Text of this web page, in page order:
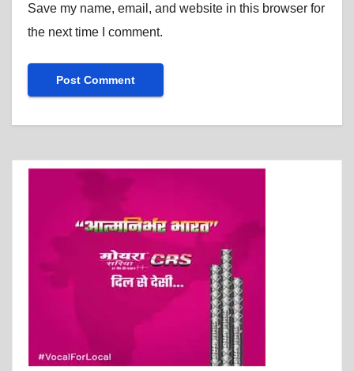
Save my name, email, and website in this browser for
the next time I comment.